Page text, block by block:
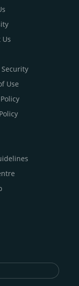
Us
Security
Use